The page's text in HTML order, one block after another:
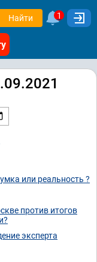
Найти 1
или реальность ?
против итогов
эксперта